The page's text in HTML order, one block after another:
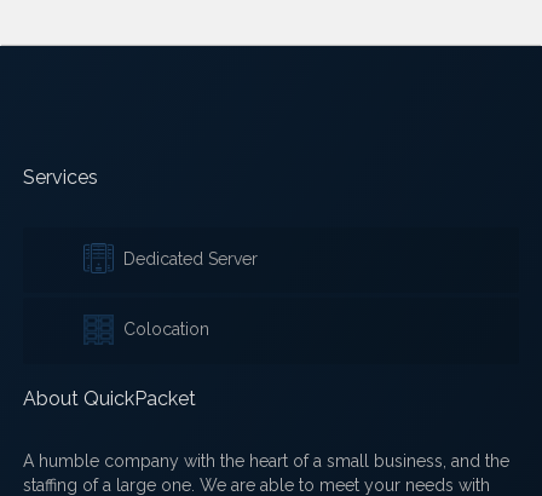
Services
Dedicated Server
Colocation
About QuickPacket
A humble company with the heart of a small business, and the
staffing of a large one. We are able to meet your needs with